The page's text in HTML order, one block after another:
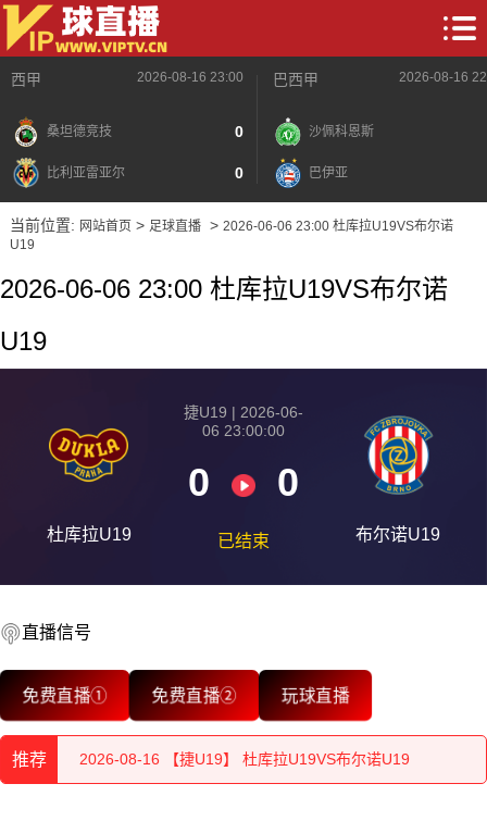
西甲 2026-08-16 23:00
桑坦德竞技 0
比利亚雷亚尔 0
巴西甲 2026-08-16
沙佩科恩斯
巴伊亚
当前位置: 网站首页> 足球直播> 2026-06-06 23:00 杜库拉U19VS布尔诺
U19
2026-06-06 23:00 杜库拉U19VS布尔诺
U19
杜库拉U19
捷U19 | 2026-06-
06 23:00:00
0 0
已结束 布尔诺U19
直播信号
免费直播① 免费直播② 玩球直播
推荐
2026-08-16 【捷U19】 杜库拉U19VS布尔诺U19
2026-08-16 【捷U19】 杜库拉U19VS布尔诺U19